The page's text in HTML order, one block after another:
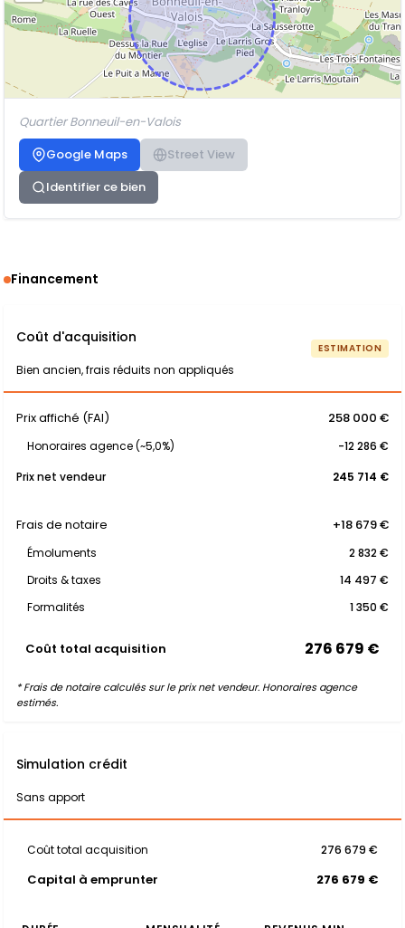
Quartier Bonneuil-en-Valois
Google Maps
Street View
Identifier ce bien
Financement
Coût d'acquisition
Bien ancien, frais réduits non appliqués
ESTIMATION
Prix affiché (FAI) 258 000 €
Honoraires agence (~5,0%)
-12 286 €
Prix net vendeur
245 714 €
Frais de notaire +18 679 €
Émoluments
2 832 €
Droits & taxes
14 497 €
Formalités
1 350 €
Coût total acquisition 276 679 €
* Frais de notaire calculés sur le prix net vendeur. Honoraires agence
estimés.
Simulation crédit
Sans apport
Coût total acquisition 276 679 €
Capital à emprunter 276 679 €